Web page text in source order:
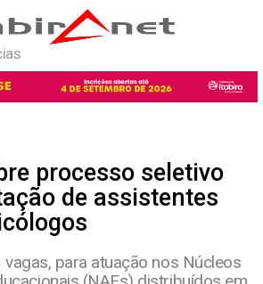
processo seletivo
de assistentes
para atuação nos Núcleos